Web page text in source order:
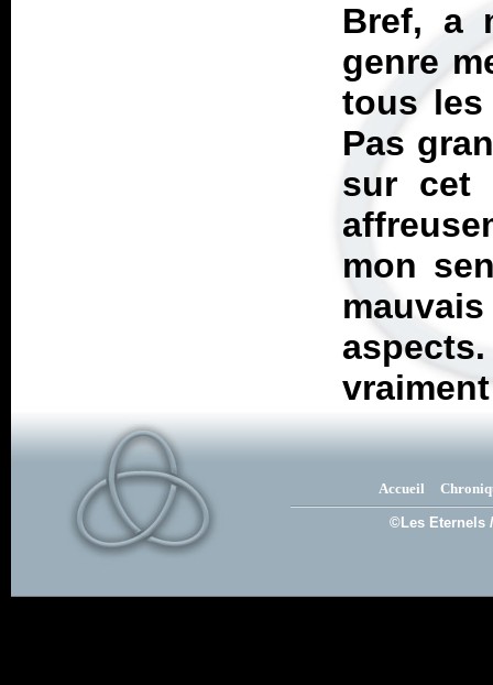
Bref, a
genre
tous les
Pas
sur cet
mon
Accueil
©Les Eternels